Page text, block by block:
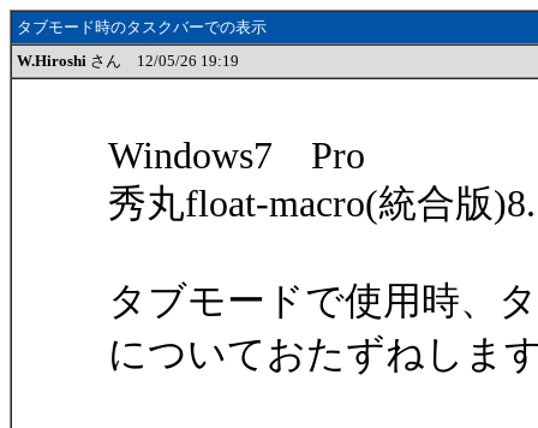
タブモード時のタスクバーでの表示
W.Hiroshi さん 12/05/26 19:19
Windows7 Pro
秀丸float-macro(統合版
タブモードで使用時、
についておたずねしま